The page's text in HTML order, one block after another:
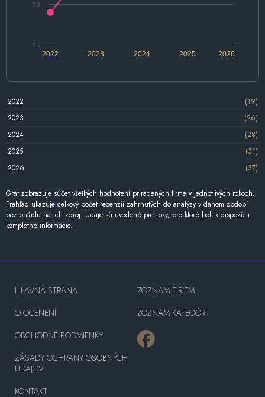
2022 2024 2026
2023 2025
15
20
2022
(19)
2023
(26)
2024
(28)
2025
(31)
2026
(37)
Graf zobrazuje súčet všetkých hodnotení priradených firme v jednotlivých rokoch.
Prehľad ukazuje celkový počet recenzií zahrnutých do analýzy v danom období
bez ohľadu na ich zdroj. Údaje sú uvedené pre roky, pre ktoré boli k dispozícii
kompletné informácie.
HLAVNÁ STRANA
O OCENENÍ
OBCHODNÉ PODMIENKY
ZÁSADY OCHRANY OSOBNÝCH
ÚDAJOV
KONTAKT
ZOZNAM FIRIEM
ZOZNAM KATEGÓRII